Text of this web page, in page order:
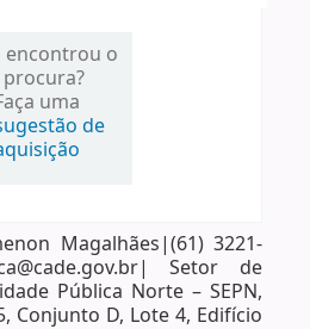
encontrou o
uma
de
Magalhães|(61) 3221-
Setor de
Pública Norte – SEPN,
Conjunto D, Lote 4, Edifício